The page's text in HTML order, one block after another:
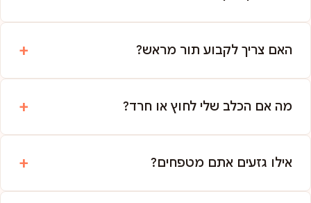
האם צריך לקבוע תור מראש?
מה אם הכלב שלי לחוץ או חרד?
אילו גזעים אתם מטפחים?